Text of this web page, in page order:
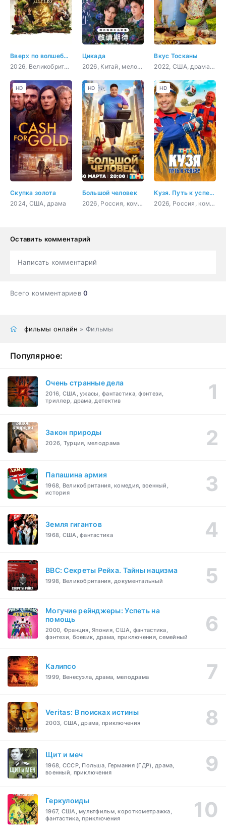
Вверх по волшебному дереву
2026, Великобритания, США, Франция, приключения, семейный, фэнтези
Цикада
2026, Китай, мелодрама
Вкус Тосканы
2022, США, драма, мелодрама, комедия
Скупка золота
2024, США, драма
HD
Большой человек
2026, Россия, комедия
HD
Кузя. Путь к успеху
2026, Россия, комедия
HD
Оставить комментарий
Написать комментарий
Всего комментариев0
фильмы онлайн » Фильмы
Популярное:
Очень странные дела
2016, США, ужасы, фантастика, фэнтези,
триллер, драма, детектив
Закон природы
2026, Турция, мелодрама
Папашина армия
1968, Великобритания, комедия, военный,
история
Земля гигантов
1968, США, фантастика
BBC: Секреты Рейха. Тайны нацизма
1998, Великобритания, документальный
Могучие рейнджеры: Успеть на
помощь
2000, Франция, Япония, США, фантастика,
фэнтези, боевик, драма, приключения, семейный
Калипсо
1999, Венесуэла, драма, мелодрама
Veritas: В поисках истины
2003, США, драма, приключения
Щит и меч
1968, СССР, Польша, Германия (ГДР), драма,
военный, приключения
Геркулоиды
1967, США, мультфильм, короткометражка,
фантастика, приключения